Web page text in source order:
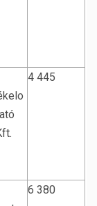
4 445
6 380